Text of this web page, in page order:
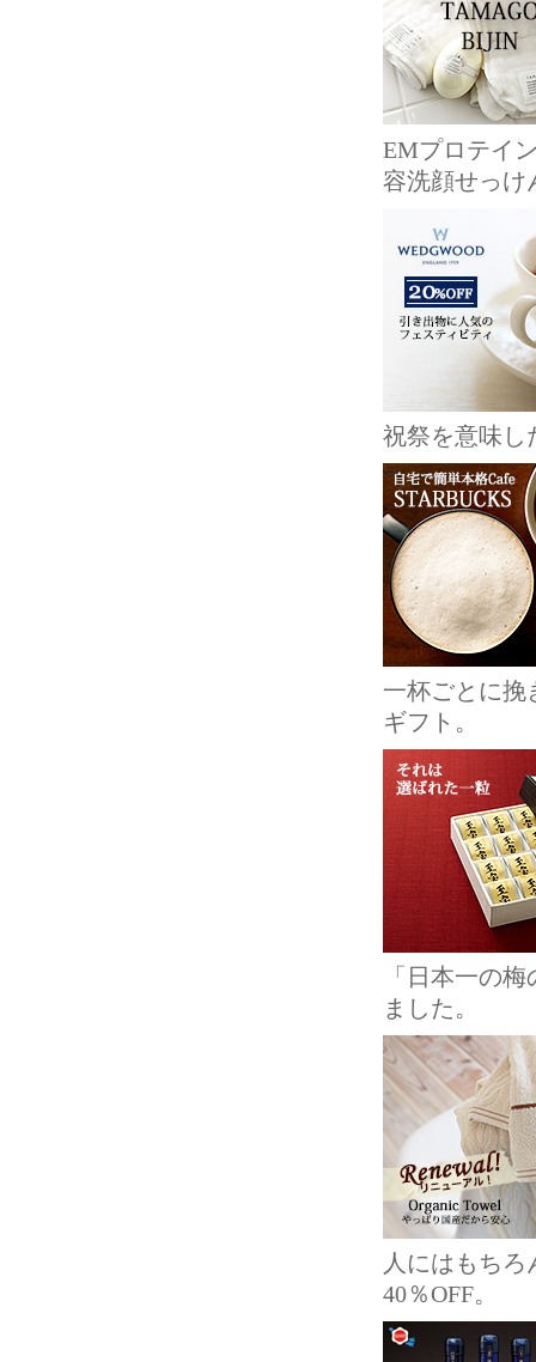
EMプロテイ
容洗顔せっけ
祝祭を意味し
一杯ごとに挽
ギフト。
「日本一の
ました。
人にはもち
40％OFF。